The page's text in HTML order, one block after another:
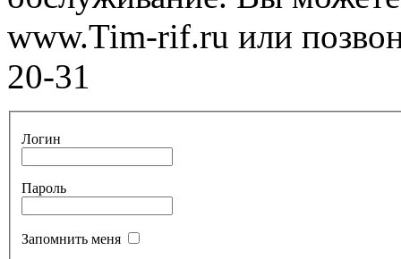
www.Tim-rif.ru или
20-31
Логин
Пароль
Запомнить меня